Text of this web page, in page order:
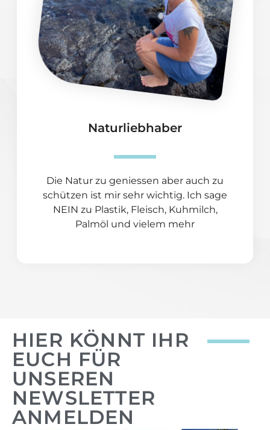
Naturliebhaber
Die Natur zu geniessen aber auch zu
schützen ist mir sehr wichtig. Ich sage
NEIN zu Plastik, Fleisch, Kuhmilch,
Palmöl und vielem mehr
HIER KÖNNT IHR
EUCH FÜR
UNSEREN
NEWSLETTER
ANMELDEN